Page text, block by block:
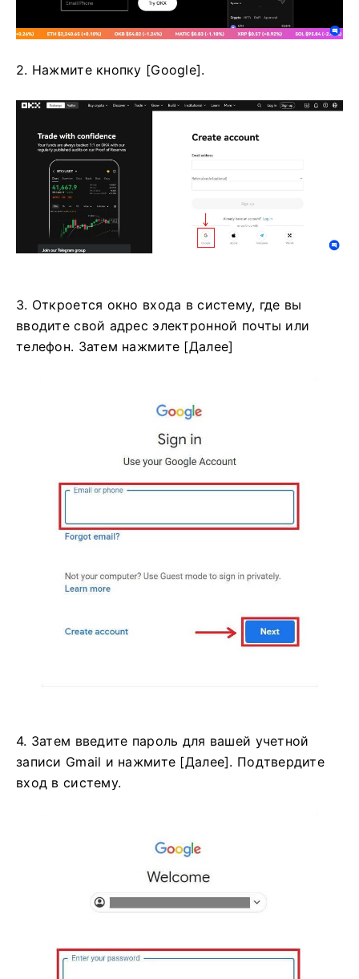
2. Нажмите кнопку [Google].
3. Откроется окно входа в систему, где вы
вводите свой адрес электронной почты или
телефон. Затем нажмите [Далее]
4. Затем введите пароль для вашей учетной
записи Gmail и нажмите [Далее]. Подтвердите
вход в систему.